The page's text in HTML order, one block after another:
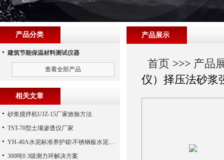
产品展示
首页 >>> 产品
仪）择压法砂浆
产品分类
建筑节能保温材料测试仪器
查看全部产品
相关文章
砂浆搅拌机UJZ-15厂家效验方法
TST-70型土壤渗透仪厂家
YH-40A水泥标准养护箱\不锈钢板水泥标准养护箱（河北路仪）
300吨0.3级测力环解决方案